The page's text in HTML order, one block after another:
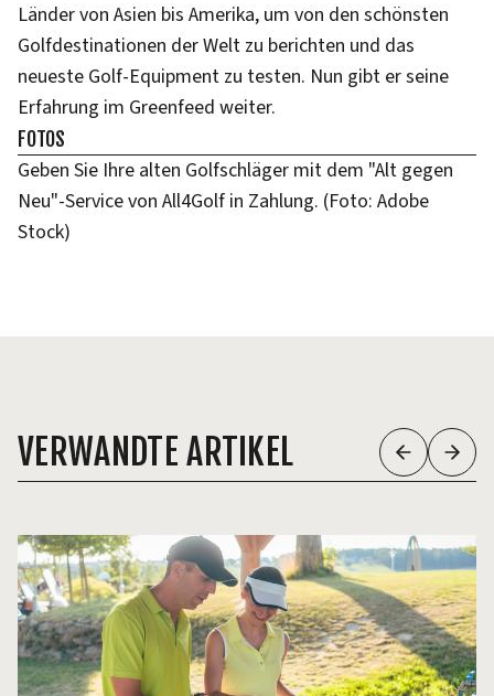
Länder von Asien bis Amerika, um von den schönsten
Golfdestinationen der Welt zu berichten und das
neueste Golf-Equipment zu testen. Nun gibt er seine
Erfahrung im Greenfeed weiter.
FOTOS
Geben Sie Ihre alten Golfschläger mit dem "Alt gegen
Neu"-Service von All4Golf in Zahlung. (Foto: Adobe
Stock)
VERWANDTE ARTIKEL